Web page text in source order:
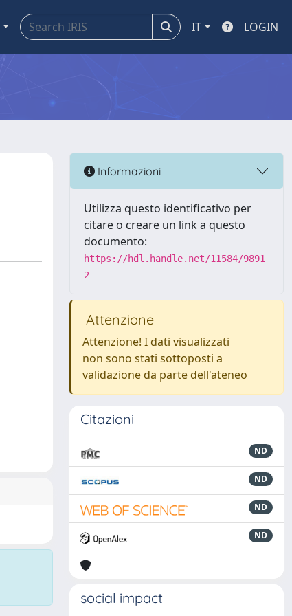
IT LOGIN
Informazioni
Utilizza questo identificativo per
citare o creare un link a questo
documento:
https://hdl.handle.net/11584/9891
2
Attenzione
Attenzione! I dati visualizzati
non sono stati sottoposti a
validazione da parte dell'ateneo
Citazioni
ND
ND
ND
ND
social impact